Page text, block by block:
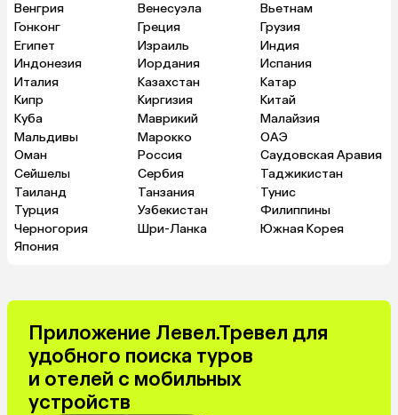
Венгрия
Венесуэла
Вьетнам
Гонконг
Греция
Грузия
Египет
Израиль
Индия
Индонезия
Иордания
Испания
Италия
Казахстан
Катар
Кипр
Киргизия
Китай
Куба
Маврикий
Малайзия
Мальдивы
Марокко
ОАЭ
Оман
Россия
Саудовская Аравия
Сейшелы
Сербия
Таджикистан
Таиланд
Танзания
Тунис
Турция
Узбекистан
Филиппины
Черногория
Шри-Ланка
Южная Корея
Япония
Приложение Левел.Тревел для
удобного поиска туров
и отелей с мобильных
устройств